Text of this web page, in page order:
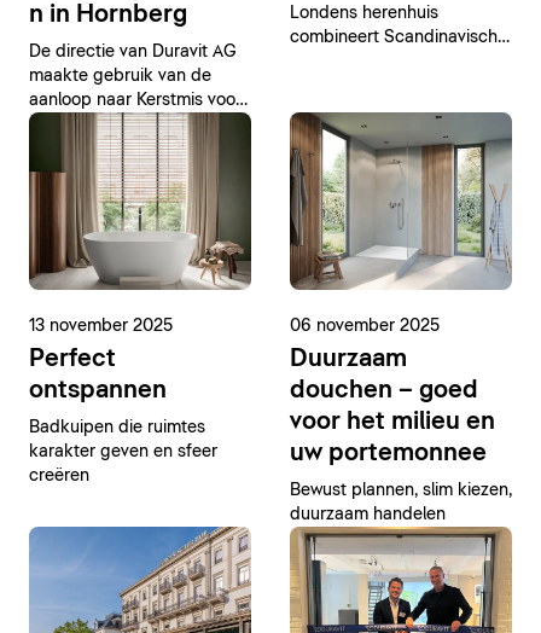
n in Hornberg
De directie van Duravit AG
maakte gebruik van de
aanloop naar Kerstmis voor
een bezoek aan de twee
kinderdagverblijven in
Hornberg.
Londens herenhuis
combineert Scandinavische
Duravit
13 november 2025
Perfect
ontspannen
Badkuipen die ruimtes
karakter geven en sfeer
creëren
06 november 2025
Duurzaam
douchen – goed
voor het milieu en
uw portemonnee
Bewust plannen, slim kiezen,
duurzaam handelen